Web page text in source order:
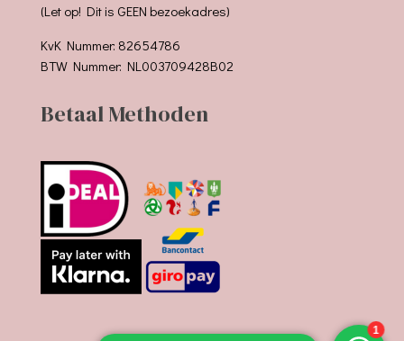
(Let op! Dit is GEEN bezoekadres)
KvK Nummer: 82654786
BTW Nummer: NL003709428B02
Betaal Methoden